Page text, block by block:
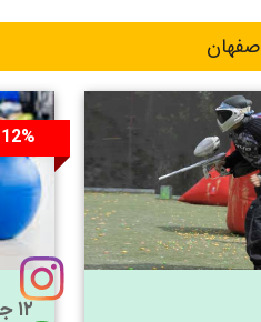
۱۲ جلسه پیلاتس
12%